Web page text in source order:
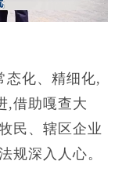
态化、精细化,
,借助嘎查大
民、辖区企业
规深入人心。